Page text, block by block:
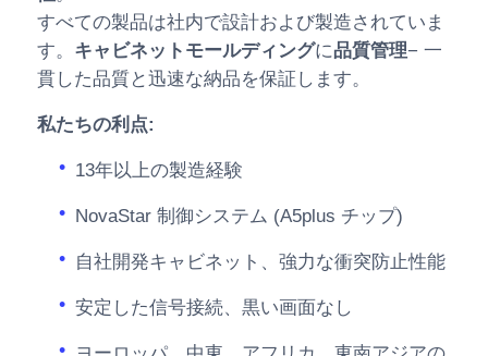
すべての製品は社内で設計および製造されていま
す。 キャビネットモールディングに品質管理− 一
貫した品質と迅速な納品を保証します。
私たちの利点:
13年以上の製造経験
NovaStar 制御システム (A5plus チップ)
自社開発キャビネット、強力な衝突防止性能
安定した信号接続、黒い画面なし